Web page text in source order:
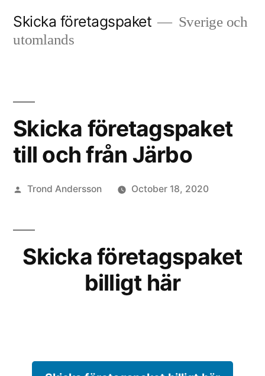
Skicka företagspaket
Sverige och
utomlands
Skicka företagspaket
till och från Järbo
Posted
Trond Andersson October 18, 2020
Skicka företagspaket
billigt här